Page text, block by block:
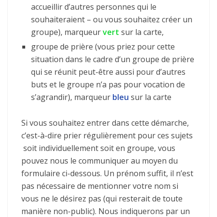
accueillir d’autres personnes qui le
souhaiteraient – ou vous souhaitez créer un
groupe), marqueurvert sur la carte,
groupe de prière (vous priez pour cette
situation dans le cadre d’un groupe de prière
qui se réunit peut-être aussi pour d’autres
buts et le groupe n’a pas pour vocation de
s’agrandir), marqueur bleu sur la carte
Si vous souhaitez entrer dans cette démarche,
c’est-à-dire prier régulièrement pour ces sujets
soit individuellement soit en groupe, vous
pouvez nous le communiquer au moyen du
formulaire ci-dessous. Un prénom suffit, il n’est
pas nécessaire de mentionner votre nom si
vous ne le désirez pas (qui resterait de toute
manière non-public). Nous indiquerons par un